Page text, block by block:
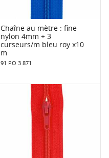
Chaîne au mètre : fine
nylon 4mm + 3
curseurs/m bleu roy x10
m
91 PO 3 871